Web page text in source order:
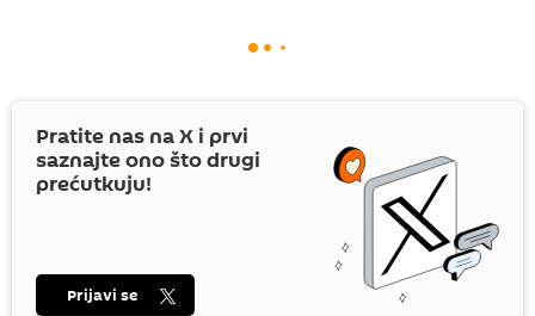
Pratite nas naX i prvi
saznajte ono što drugi
prećutkuju!
Prijavi se